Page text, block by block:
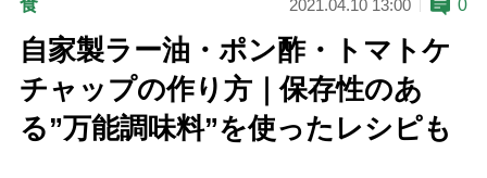
食 2021.04.10 13:00 0
自家製ラー油・ポン酢・トマトケ
チャップの作り方｜保存性のあ
る”万能調味料”を使ったレシピも